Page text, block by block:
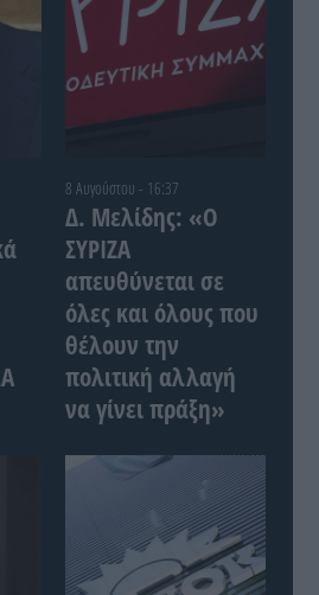
8 Αυγούστου - 16:37
Δ. Μελίδης: «Ο
ΣΥΡΙΖΑ
απευθύνεται σε
όλες και όλους που
θέλουν την
πολιτική αλλαγή
να γίνει πράξη»